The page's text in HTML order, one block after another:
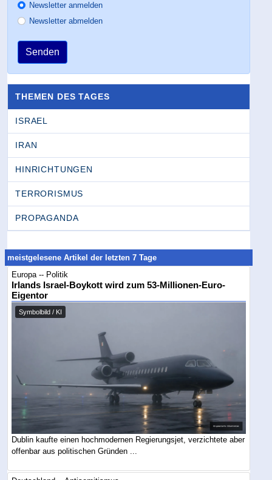
Newsletter anmelden
Newsletter abmelden
Senden
THEMEN DES TAGES
ISRAEL
IRAN
HINRICHTUNGEN
TERRORISMUS
PROPAGANDA
meistgelesene Artikel der letzten 7 Tage
Europa -- Politik
Irlands Israel-Boykott wird zum 53-Millionen-Euro-
Eigentor
Symbolbild / KI
Dublin kaufte einen hochmodernen Regierungsjet, verzichtete aber
offenbar aus politischen Gründen ...